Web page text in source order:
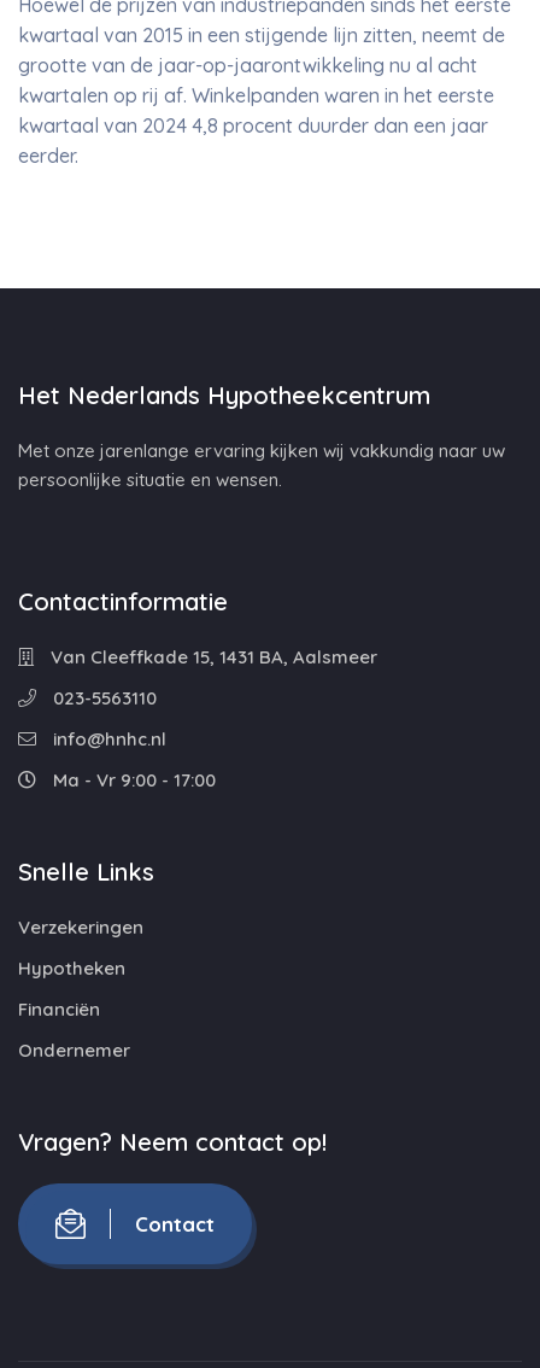
Hoewel de prijzen van industriepanden sinds het eerste
kwartaal van 2015 in een stijgende lijn zitten, neemt de
grootte van de jaar-op-jaarontwikkeling nu al acht
kwartalen op rij af. Winkelpanden waren in het eerste
kwartaal van 2024 4,8 procent duurder dan een jaar
eerder.
Het Nederlands Hypotheekcentrum
Met onze jarenlange ervaring kijken wij vakkundig naar uw
persoonlijke situatie en wensen.
Contactinformatie
Van Cleeffkade 15, 1431 BA, Aalsmeer
023-5563110
info@hnhc.nl
Ma - Vr 9:00 - 17:00
Snelle Links
Verzekeringen
Hypotheken
Financiën
Ondernemer
Vragen? Neem contact op!
Contact